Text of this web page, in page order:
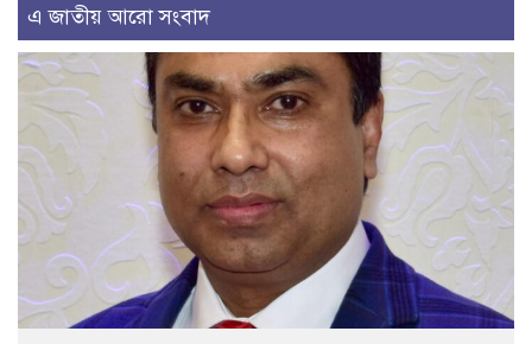
এ জাতীয় আরো সংবাদ